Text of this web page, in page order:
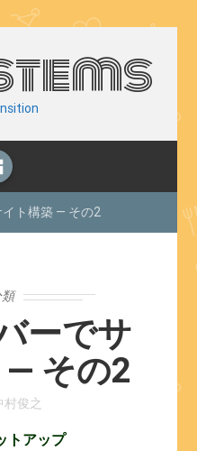
ト構築 — その2
ーでサ
— その2
村俊之
トアップ